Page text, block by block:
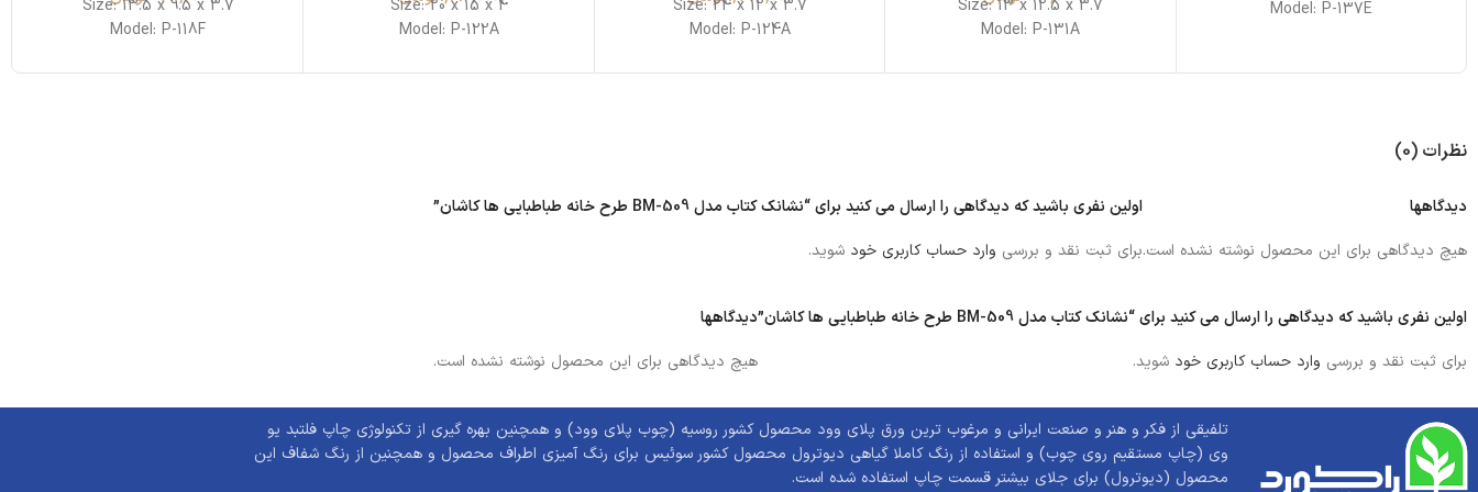
Model: P-137E
Size: 13 x 12.5 x 3.7
Model: P-131A
Size: 24 x 12 x 3.7
Model: P-124A
Size: 20 x 15 x 4
Model: P-122A
Size: 13.5 x 9.5 x 3.7
Model: P-118F
نظرات (0)
دیدگاهها
هیچ دیدگاهی برای این محصول نوشته نشده است.
اولین نفری باشید که دیدگاهی را ارسال می کنید برای “نشانک کتاب مدل BM-509 طرح خانه طباطبایی ها کاشان”
برای ثبت نقد و بررسی وارد حساب کاربری خود شوید.
دیدگاهها
هیچ دیدگاهی برای این محصول نوشته نشده است.
اولین نفری باشید که دیدگاهی را ارسال می کنید برای “نشانک کتاب مدل BM-509 طرح خانه طباطبایی ها کاشان”
برای ثبت نقد و بررسی وارد حساب کاربری خود شوید.
تلفیقی از فکر و هنر و صنعت ایرانی و مرغوب ترین ورق پلای وود محصول کشور روسیه (چوب پلای وود) و همچنین بهره گیری از تکنولوژی چاپ فلتبد یو
وی (چاپ مستقیم روی چوب) و استفاده از رنگ کاملا گیاهی دیوترول محصول کشور سوئیس برای رنگ آمیزی اطراف محصول و همچنین از رنگ شفاف این
محصول (دیوترول) برای جلای بیشتر قسمت چاپ استفاده شده است.